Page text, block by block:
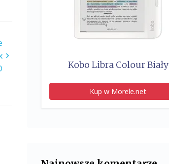
Kobo Libra Colour Biały
Kup w Morele.net